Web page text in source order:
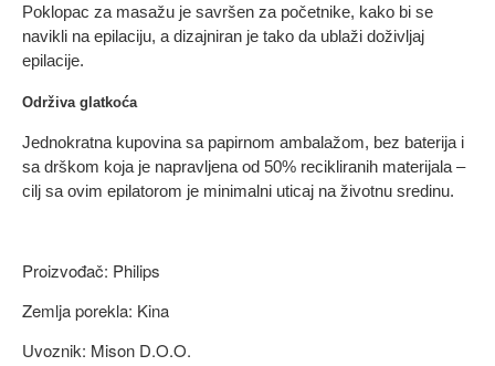
Poklopac za masažu je savršen za početnike, kako bi se
navikli na epilaciju, a dizajniran je tako da ublaži doživljaj
epilacije.
Održiva glatkoća
Jednokratna kupovina sa papirnom ambalažom, bez baterija i
sa drškom koja je napravljena od 50% recikliranih materijala –
cilj sa ovim epilatorom je minimalni uticaj na životnu sredinu.
Proizvođač: Philips
Zemlja porekla: Kina
Uvoznik: Mison D.O.O.